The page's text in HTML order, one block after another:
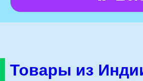
Товары из